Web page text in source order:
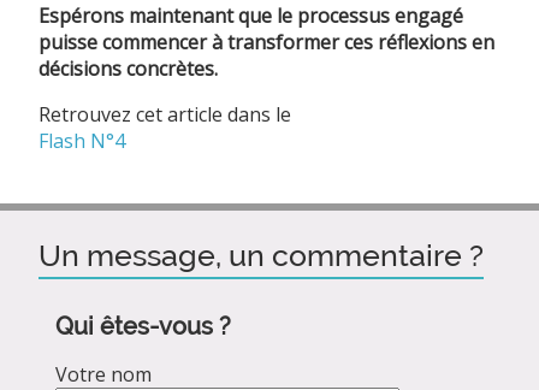
Espérons maintenant que le processus engagé
puisse commencer à transformer ces réflexions en
décisions concrètes.
Retrouvez cet article dans le
Flash N°4
Un message, un commentaire ?
Qui êtes-vous ?
Votre nom